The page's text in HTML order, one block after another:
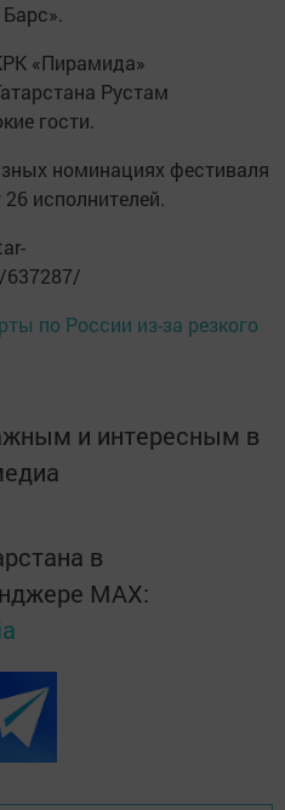
«Пирамида»
Рустам
гости.
номинациях фестиваля
исполнителей.
по России из-за резкого
и интересным в
в
MАХ: